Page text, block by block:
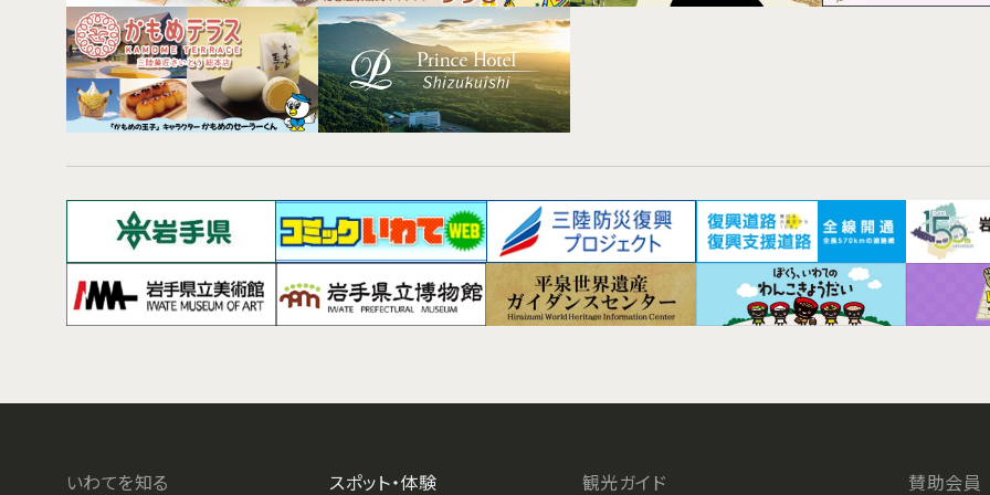
いわてを知る スポット・体験 観光ガイド 賛助会員